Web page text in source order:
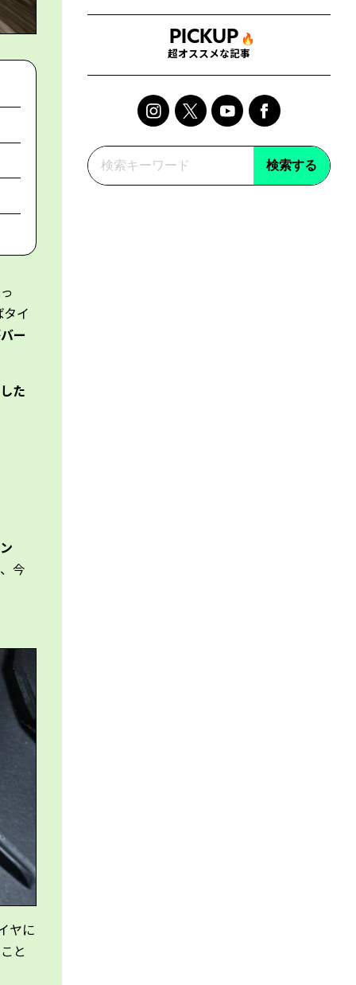
PICKUP 🔥
超オススメな記事
検索する
イ
ー
た
今
ヤに
と